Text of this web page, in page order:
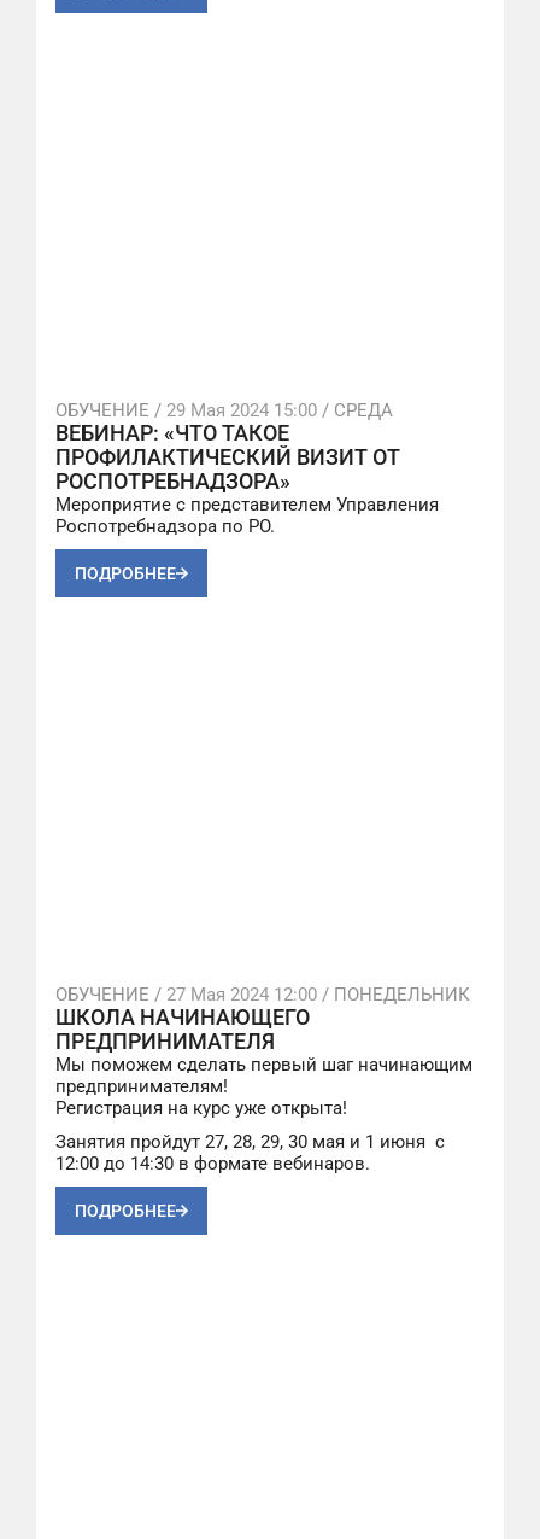
ОБУЧЕНИЕ / 29 Мая 2024 15:00 / СРЕДА
ВЕБИНАР: «ЧТО ТАКОЕ
ПРОФИЛАКТИЧЕСКИЙ ВИЗИТ ОТ
РОСПОТРЕБНАДЗОРА»
Мероприятие с представителем Управления
Роспотребнадзора по РО.
ПОДРОБНЕЕ
ОБУЧЕНИЕ / 27 Мая 2024 12:00 / ПОНЕДЕЛЬНИК
ШКОЛА НАЧИНАЮЩЕГО
ПРЕДПРИНИМАТЕЛЯ
Мы поможем сделать первый шаг начинающим
предпринимателям!
Регистрация на курс уже открыта!
Занятия пройдут 27, 28, 29, 30 мая и 1 июня с
12:00 до 14:30 в формате вебинаров.
ПОДРОБНЕЕ